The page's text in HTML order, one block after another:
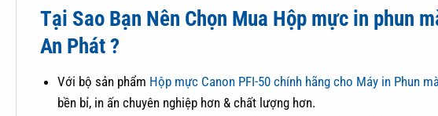
Tại Sao Bạn Nên Chọn Mua Hộp mực in phun
An Phát ?
Với bộ sản phẩm Hộp mực Canon PFI-50 chính hãng cho Máy in Phun
bền bỉ, in ấn chuyên nghiệp hơn & chất lượng hơn.